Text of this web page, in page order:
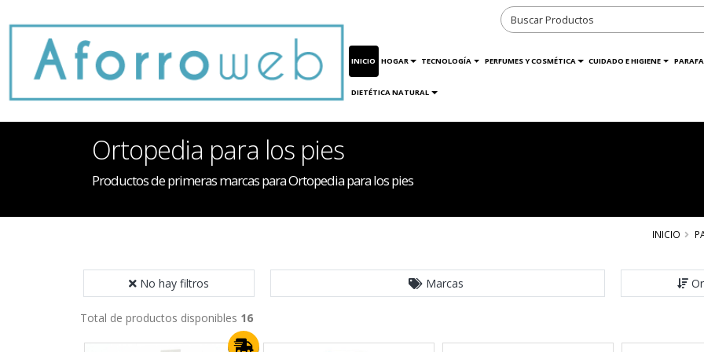
INICIO HOGAR TECNOLOGÍA PERFUMES Y COSMÉTICA CUIDADO E HIGIENE
DIETÉTICA NATURAL
Ortopedia para los pies
Productos de primeras marcas para Ortopedia para los pies
INICIO
No hay filtros Marcas
Total de productos disponibles 16